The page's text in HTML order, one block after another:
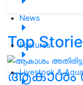
News
Features
Livestock & Aqua
Top
ആകാശം